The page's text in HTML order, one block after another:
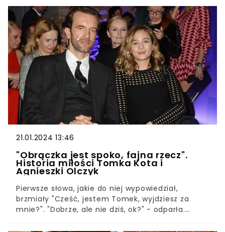
obchodzony jest między 7 a 14 lutego.Małżeńskie
randki to tylko część wydarzeń organizowanych z
okazji Tygodnia Małżeństwa. Oprócz wielu
konferencji i mszy dla małżonków można wziąć
udział w zajęciach z nordic walking'u, pozwiedzać
muzea, lub odbyć kurs tańca.
21.01.2024 13:46
"Obrączka jest spoko, fajna rzecz".
Historia miłości Tomka Kota i
Agnieszki Olczyk
Pierwsze słowa, jakie do niej wypowiedział,
brzmiały "Cześć, jestem Tomek, wyjdziesz za
mnie?". "Dobrze, ale nie dziś, ok?" - odparła.